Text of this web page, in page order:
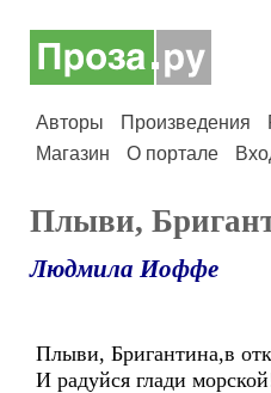
Авторы Произведения
Магазин
О портале
Плыви,
Людмила Иоффе
Плыви, Бригантина,в
И радуйся глади